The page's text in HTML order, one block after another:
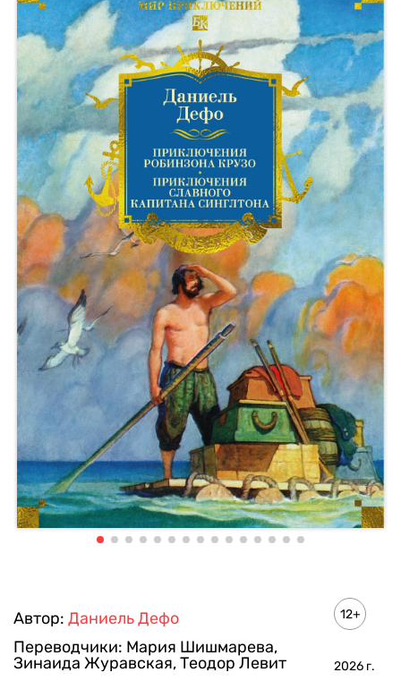
Автор: Даниель Дефо
Переводчики: Мария Шишмарева,
Зинаида Журавская,Теодор Левит
12+
2026 г.